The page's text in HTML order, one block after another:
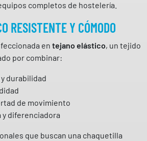
completos de hostelería.
RESISTENTE Y CÓMODO
en tejano elástico, un tejido
por combinar:
durabilidad
de movimiento
y diferenciadora
que buscan una chaquetilla